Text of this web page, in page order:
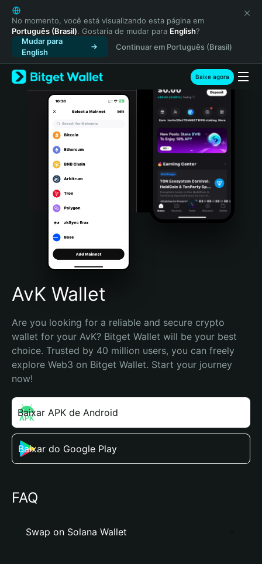
English
日本語
Tiếng Việt
Русский
Español (Latinoamérica)
Türkçe
Italiano
Português (Portugal)
Bahasa Indonesia
Português (Brasil)
Español (Argentina)
No momento, você está visualizando esta página em
Português (Brasil). Gostaria de mudar para English?
Mudar para
English
Continuar em Português (Brasil)
Baixe agora
AvK Wallet
Are you looking for a reliable and secure crypto
wallet for your AvK? Bitget Wallet will be your best
choice. Trusted by 40 million users, you can freely
explore Web3 on Bitget Wallet. Start your journey
now!
Baixar APK de Android
Baixar do Google Play
FAQ
Swap on Solana Wallet